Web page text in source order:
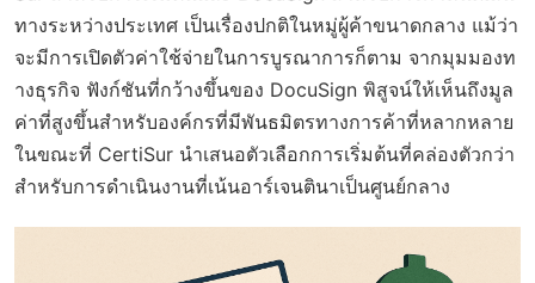
ทางระหว่างประเทศ เป็นเรื่องปกติในหมู่ผู้ค้าขนาดกลาง แม้ว่า
จะมีการเปิดตัวค่าใช้จ่ายในการบูรณาการก็ตาม จากมุมมองท
างธุรกิจ ฟังก์ชันที่กว้างขึ้นของ DocuSign พิสูจน์ให้เห็นถึงมูล
ค่าที่สูงขึ้นสำหรับองค์กรที่มีพันธมิตรทางการค้าที่หลากหลาย
ในขณะที่ CertiSur นำเสนอตัวเลือกการเริ่มต้นที่คล่องตัวกว่า
สำหรับการดำเนินงานที่เน้นอาร์เจนตินาเป็นศูนย์กลาง